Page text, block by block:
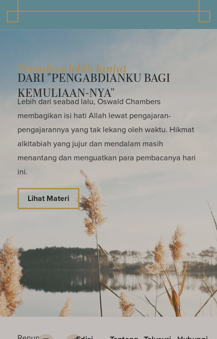
Temukan lebih lanjut
DARI "PENGABDIANKU BAGI
KEMULIAAN-NYA"
Lebih dari seabad lalu, Oswald Chambers
membagikan isi hati Allah lewat pengajaran-
pengajarannya yang tak lekang oleh waktu. Hikmat
alkitabiah yang jujur dan mendalam masih
menantang dan menguatkan para pembacanya hari
ini.
Lihat Materi